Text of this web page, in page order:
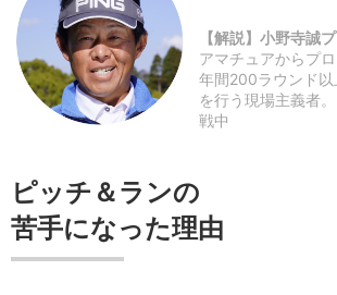
【解説】小野寺誠
アマチュアからプ
年間200ラウンド
を行う現場主義者
戦中
ピッチ＆ランの
苦手になった理由